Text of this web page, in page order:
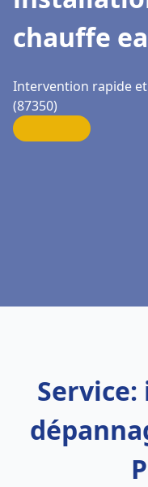
chauffe
Intervention rapide
(87350)